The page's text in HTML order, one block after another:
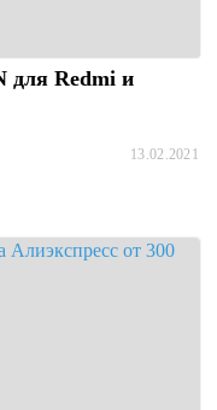
для Redmi и
13.02.2021